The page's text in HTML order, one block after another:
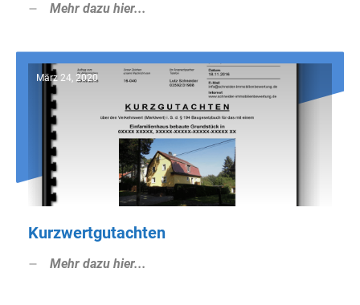
Mehr dazu hier...
März 24, 2020
Kurzwertgutachten
Mehr dazu hier...